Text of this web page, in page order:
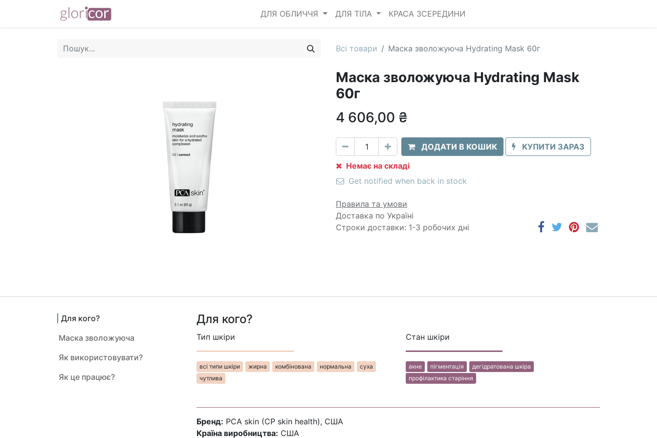
ДЛЯ ОБЛИЧЧЯ ДЛЯ ТІЛА КРАСА ЗСЕРЕДИНИ
Всі товари Маска зволожуюча Hydrating Mask 60г
Маска зволожуюча Hydrating Mask
60г
4 606,00 ₴
ДОДАТИ В КОШИК
КУПИТИ ЗАРАЗ
Немає на складі
Get notified when back in stock
Правила та умови
Доставка по Україні
Строки доставки: 1-3 робочих дні
Для кого?
Маска зволожуюча
Як використовувати?
Як це працює?
Для кого?
Тип шкіри
всі типи шкі​​​​ри​​ жир​​на​​ комбінована нормальна
суха
чутлива​​
Стан шкіри
ак​​не пігментація
дегідр​​атована шкіра
профілактика старін​​ня
Бренд: PCA skin (CP skin health), США
Країна виробництва: США